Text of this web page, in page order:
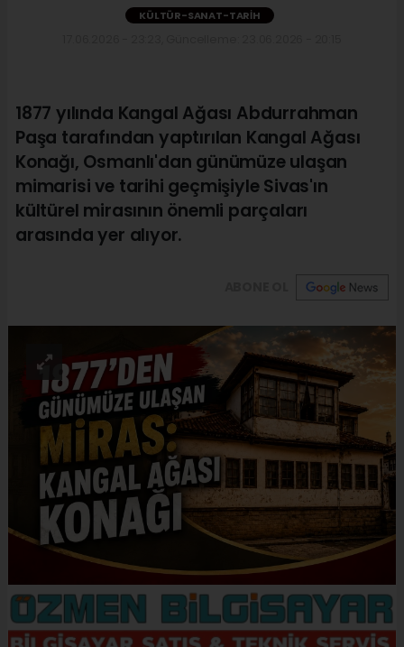
KÜLTÜR-SANAT-TARIH
1877 yılında Kangal Ağası Abdurrahman
Paşa tarafından yaptırılan Kangal Ağası
Konağı, Osmanlı'dan günümüze ulaşan
mimarisi ve tarihi geçmişiyle Sivas'ın
kültürel mirasının önemli parçaları
arasında yer alıyor.